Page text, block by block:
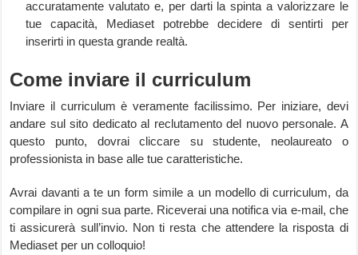
accuratamente valutato e, per darti la spinta a valorizzare le
tue capacità, Mediaset potrebbe decidere di sentirti per
inserirti in questa grande realtà.
Come inviare il curriculum
Inviare il curriculum è veramente facilissimo. Per iniziare, devi
andare sul sito dedicato al reclutamento del nuovo personale. A
questo punto, dovrai cliccare su studente, neolaureato o
professionista in base alle tue caratteristiche.
Avrai davanti a te un form simile a un modello di curriculum, da
compilare in ogni sua parte. Riceverai una notifica via e-mail, che
ti assicurerà sull’invio. Non ti resta che attendere la risposta di
Mediaset per un colloquio!